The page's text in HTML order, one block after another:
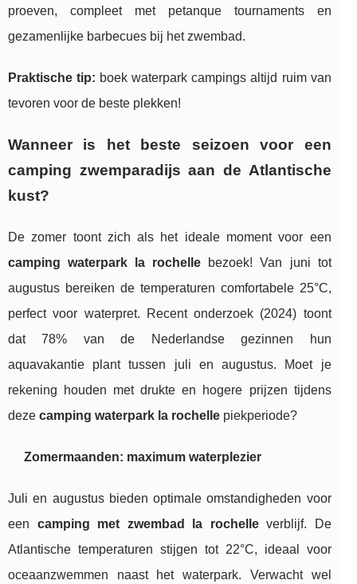
proeven, compleet met petanque tournaments en
gezamenlijke barbecues bij het zwembad.
Praktische tip: boek waterpark campings altijd ruim van
tevoren voor de beste plekken!
Wanneer is het beste seizoen voor een
camping zwemparadijs aan de Atlantische
kust?
De zomer toont zich als het ideale moment voor een
camping waterpark la rochelle bezoek! Van juni tot
augustus bereiken de temperaturen comfortabele 25°C,
perfect voor waterpret. Recent onderzoek (2024) toont
dat 78% van de Nederlandse gezinnen hun
aquavakantie plant tussen juli en augustus. Moet je
rekening houden met drukte en hogere prijzen tijdens
deze camping waterpark la rochelle piekperiode?
Zomermaanden: maximum waterplezier
Juli en augustus bieden optimale omstandigheden voor
een camping met zwembad la rochelleverblijf. De
Atlantische temperaturen stijgen tot 22°C, ideaal voor
oceaanzwemmen naast het waterpark. Verwacht wel